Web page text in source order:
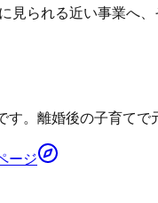
見られる近い事業へ、
す。離婚後の子育て
ージ